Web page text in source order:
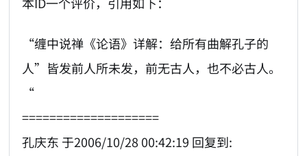
“缠中说禅《论语》详解：给所有曲解孔子的
人”皆发前人所未发，前无古人，也不必古人。
“
====================
孔庆东 于2006/10/28 00:42:19 回复到: